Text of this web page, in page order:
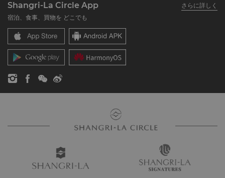
よくあるお問合せや質問
SLCに関するお問い合わせ
シャングリ・ラ ブランド
シャングリ・ラ センター
レジデンス
お問い合わせ
採用情報
企業の社会的責任
ニュース
Shangri-La Circle App
さらに詳しく
宿泊、食事、買物を どこでも